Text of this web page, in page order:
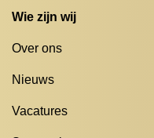
Wie zijn wij
Over ons
Nieuws
Vacatures